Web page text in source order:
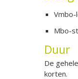
Mbo-
Duur
De
korten.